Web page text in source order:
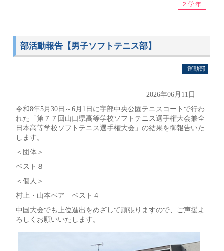
２学年
部活動報告【男子ソフトテニス部】
運動部
2026年06月11日
令和8年5月30日～6月1日に宇部中央公園テニスコートで行わ
れた「第７７回山口県高等学校ソフトテニス選手権大会兼全
日本高等学校ソフトテニス選手権大会」の結果を御報告いた
します。
＜団体＞
ベスト８
＜個人＞
村上・山本ペア ベスト４
中国大会でも上位進出をめざして頑張りますので、ご声援よ
ろしくお願いいたします。